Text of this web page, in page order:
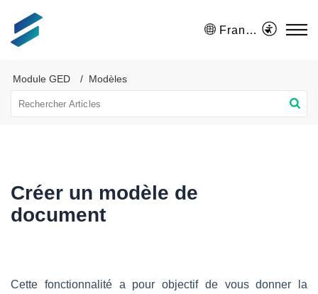
Français (France)
Module GED Modèles
Créer un modèle de
document
Cette fonctionnalité a pour objectif de vous donner la